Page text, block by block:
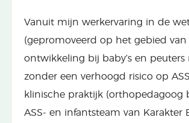
Vanuit mijn werkervaring in de
(gepromoveerd op het gebied van
ontwikkeling bij baby’s en peuters
zonder een verhoogd risico op
klinische praktijk (orthopedagoog
ASS- en infantsteam van Karakter